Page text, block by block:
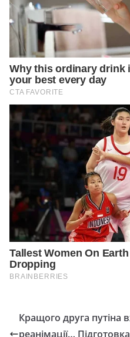
Кращого друга путіна
реанімації…